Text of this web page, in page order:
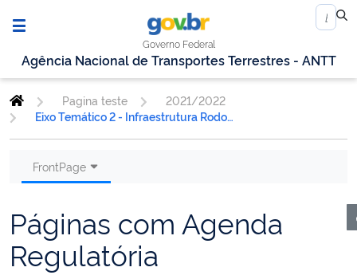
Governo Federal
Agência Nacional de Transportes Terrestres - ANTT
Pagina teste
2021/2022
Eixo Temático 2 - Infraestrutura Rodoviária Federal Concedida
FrontPage
Páginas com Agenda
Regulatória